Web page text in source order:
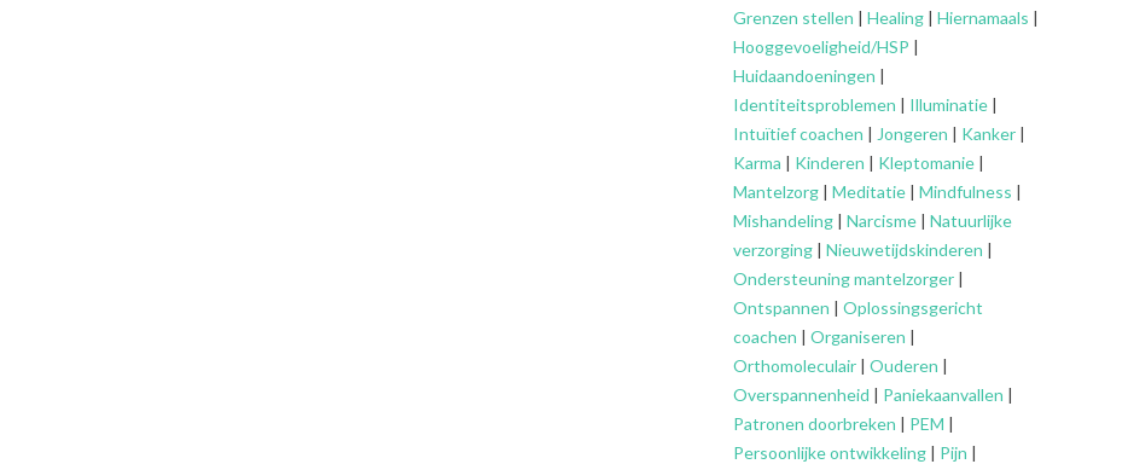
Grenzen stellen | Healing | Hiernamaals |
Hooggevoeligheid/HSP |
Huidaandoeningen |
Identiteitsproblemen | Illuminatie |
Intuïtief coachen | Jongeren | Kanker |
Karma | Kinderen | Kleptomanie |
Mantelzorg | Meditatie | Mindfulness |
Mishandeling | Narcisme | Natuurlijke
verzorging | Nieuwetijdskinderen |
Ondersteuningmantelzorger |
Ontspannen | Oplossingsgericht
coachen | Organiseren |
Orthomoleculair | Ouderen |
Overspannenheid | Paniekaanvallen |
Patronen doorbreken | PEM |
Persoonlijke ontwikkeling | Pijn |